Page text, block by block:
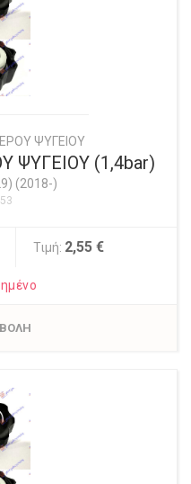
ΨΥΓΕΙΟΥ
ΨΥΓΕΙΟΥ (1,4bar)
(2018-)
Τιμή: 2,55 €